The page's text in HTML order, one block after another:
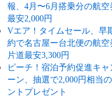
報、4月〜6月搭乗分の航空
最安2,000円
Vエア！タイムセール、早
約で名古屋ー台北便の航空
片道最安3,300円
ピーチ！宿泊予約促進キャ
ーン、抽選で2,000円相当
ントプレゼント